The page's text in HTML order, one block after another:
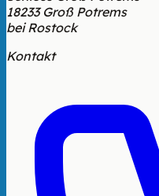
18233 Groß Potrems
bei Rostock
Kontakt